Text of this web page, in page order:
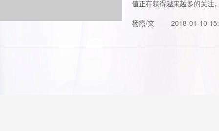
值正在获得越来越多的关注
杨霞/文
2018-01-10